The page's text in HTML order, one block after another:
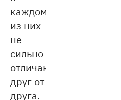
каждом
из них
не
сильно
отличаются
друг от
друга.